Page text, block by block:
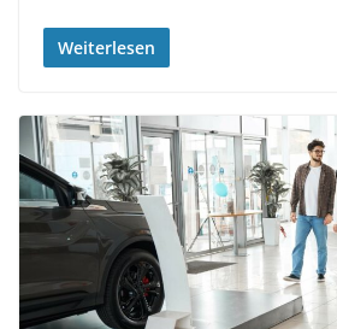
Weiterlesen